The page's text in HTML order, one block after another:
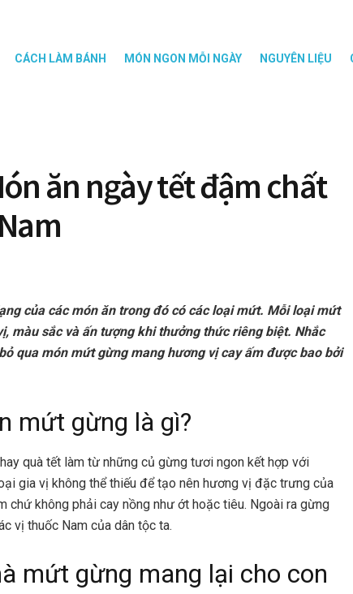
CÁCH LÀM BÁNH MÓN NGON MỖI NGÀY NGUYÊN LIỆU
ăn ngày tết đậm chất
của các món ăn trong đó có các loại mứt. Mỗi loại mứt
màu sắc và ấn tượng khi thưởng thức riêng biệt. Nhắc
qua món mứt gừng mang hương vị cay ấm được bao bởi
mứt gừng là gì?
quà tết làm từ những củ gừng tươi ngon kết hợp với
gia vị không thể thiếu để tạo nên hương vị đặc trưng của
chứ không phải cay nồng như ớt hoặc tiêu. Ngoài ra gừng
vị thuốc Nam của dân tộc ta.
mứt gừng mang lại cho con